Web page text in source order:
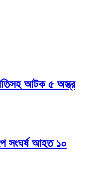
আটক ৫ অস্ত্র
সংঘর্ষ আহত ১০